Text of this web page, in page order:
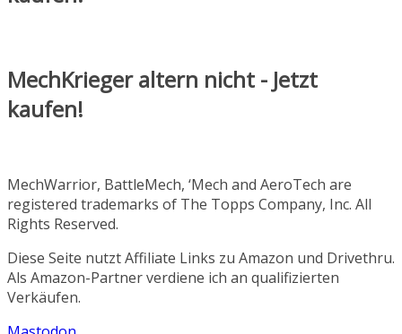
MechKrieger altern nicht - Jetzt
kaufen!
MechWarrior, BattleMech, ‘Mech and AeroTech are
registered trademarks of The Topps Company, Inc. All
Rights Reserved.
Diese Seite nutzt Affiliate Links zu Amazon und Drivethru.
Als Amazon-Partner verdiene ich an qualifizierten
Verkäufen.